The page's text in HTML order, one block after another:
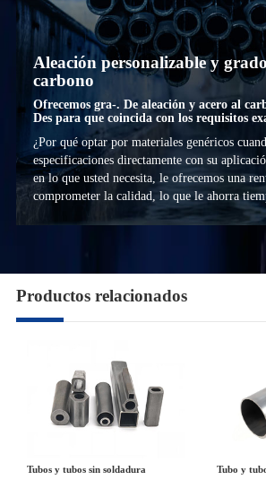
Aleación personalizable y
carbono
Ofrecemos gra-. De aleación y acero al
Des para que coincida con los requisitos
¿Por qué optar por materiales genéricos
especificaciones directamente con su
en lo que usted necesita, le ofrecemos una
comprometer la calidad, lo que le ahorra
Productos relacionados
Tubos y tubos sin soldadura Tubo y